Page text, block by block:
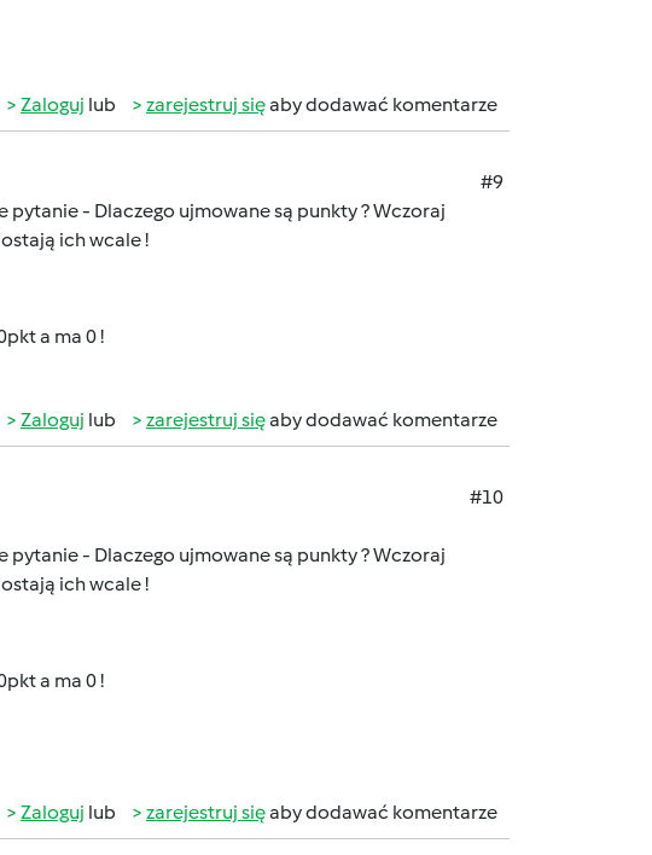
Zaloguj lub zarejestruj sięaby dodawać komentarze
#9
pytanie - Dlaczego ujmowane są punkty ? Wczoraj
ich wcale !
a ma 0 !
Zaloguj lub zarejestruj sięaby dodawać komentarze
#10
pytanie - Dlaczego ujmowane są punkty ? Wczoraj
ich wcale !
a ma 0 !
Zaloguj lub zarejestruj sięaby dodawać komentarze